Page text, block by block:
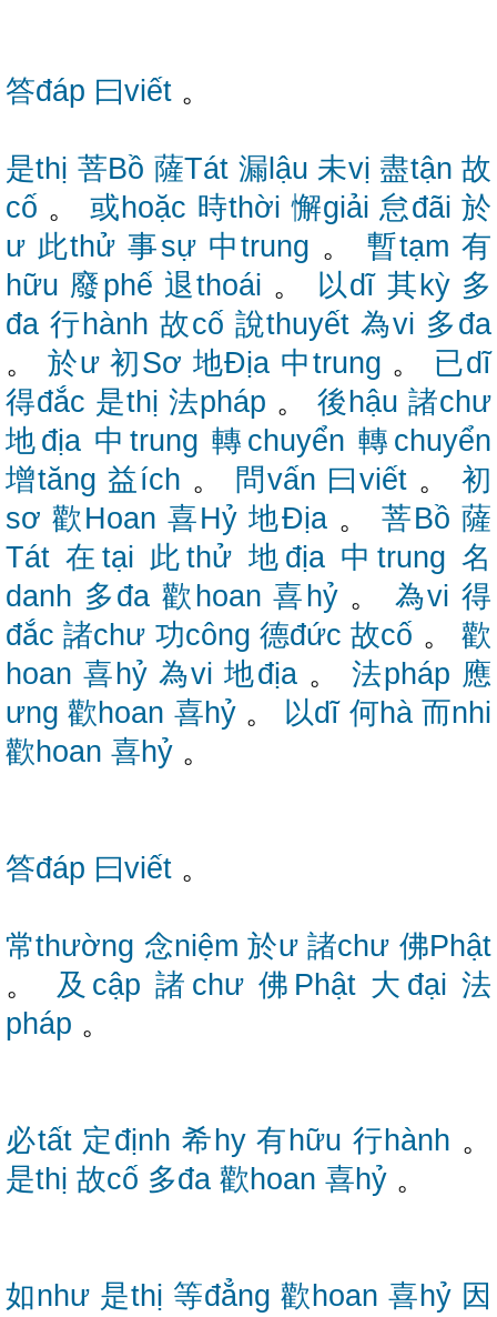
答đáp 曰viết 。
是thị 菩Bồ 薩Tát 漏lậu 未vị 盡tận 故
cố 。或hoặc 時thời 懈giải 怠đãi 於
ư 此thử 事sự 中trung 。 暫tạm 有
hữu 廢phế 退thoái 。 以dĩ 其kỳ 多
đa 行hành 故cố 說thuyết 為vi 多đa
。於ư 初Sơ 地Địa 中trung 。 已dĩ
得đắc 是thị 法pháp 。 後hậu 諸chư
地địa 中trung 轉chuyển 轉chuyển
增tăng 益ích 。 問vấn 曰viết 。 初
sơ 歡Hoan 喜Hỷ 地Địa。 菩Bồ 薩
Tát 在tại 此thử 地địa 中trung 名
danh 多đa 歡hoan 喜hỷ。 為vi 得
đắc 諸chư 功công 德đức 故cố 。歡
hoan 喜hỷ 為vi 地địa。 法pháp 應
ưng 歡hoan 喜hỷ。 以dĩ 何hà 而nhi
歡hoan 喜hỷ 。
答đáp 曰viết 。
常thường 念niệm 於ư 諸chư 佛Phật
。 及cập 諸chư 佛Phật 大đại 法
pháp 。
必tất 定định 希hy 有hữu 行hành 。
是thị 故cố 多đa 歡hoan 喜hỷ 。
如như 是thị 等đẳng 歡hoan 喜hỷ 因